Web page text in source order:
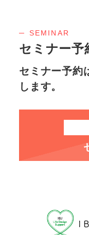
SEMINAR
セミナー予
セミナー予約
します。